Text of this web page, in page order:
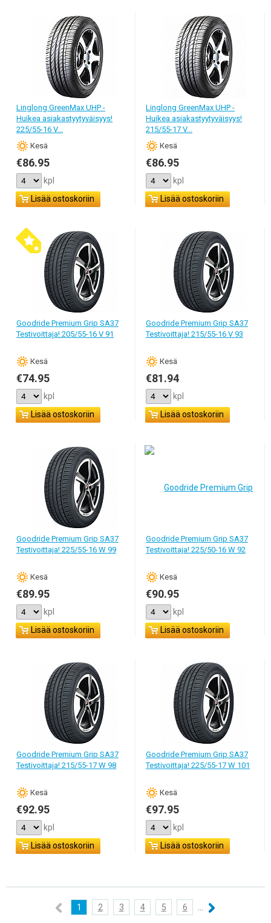
Linglong GreenMax UHP -
Huikea asiakastyytyväisyys!
225/55-16 V...
Кesä
€86.95
kpl
Lisää ostoskoriin
Linglong GreenMax UHP -
Huikea asiakastyytyväisyys!
215/55-17 V...
Кesä
€86.95
kpl
Lisää ostoskoriin
Goodride Premium Grip SA37
Testivoittaja! 205/55-16 V 91
Кesä
€74.95
kpl
Lisää ostoskoriin
Goodride Premium Grip SA37
Testivoittaja! 215/55-16 V 93
Кesä
€81.94
kpl
Lisää ostoskoriin
Goodride Premium Grip SA37
Testivoittaja! 225/55-16 W 99
Кesä
€89.95
kpl
Lisää ostoskoriin
Goodride Premium Grip SA37
Testivoittaja! 225/50-16 W 92
Кesä
€90.95
kpl
Lisää ostoskoriin
Goodride Premium Grip SA37
Testivoittaja! 215/55-17 W 98
Кesä
€92.95
kpl
Lisää ostoskoriin
Goodride Premium Grip SA37
Testivoittaja! 225/55-17 W 101
Кesä
€97.95
kpl
Lisää ostoskoriin
1 2 3 4 5 6